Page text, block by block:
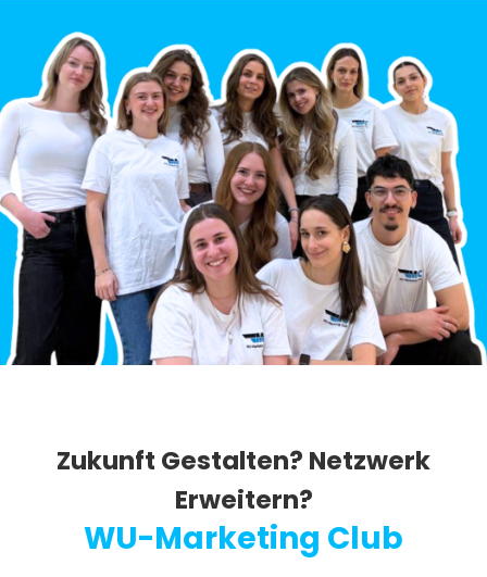
Zukunft Gestalten? Netzwerk
Erweitern?
WU-Marketing Club